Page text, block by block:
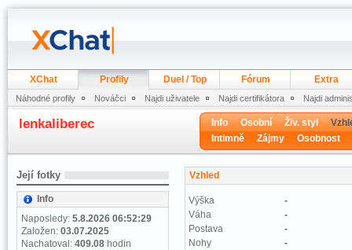
XChat Profily Duel / Top Fórum Extra
Náhodné profily Nováčci Najdi uživatele Najdi certifikátora Najdi
lenkaliberec Info Osobní Živ. styl
Intimně
Zájmy Osobnost
Její fotky
Info
Naposledy: 5.8.2026 06:52:29
Založen: 03.07.2025
Nachatoval: 409.08 hodin
Vzhled
Výška
-
Váha
-
Postava
-
Nohy
-